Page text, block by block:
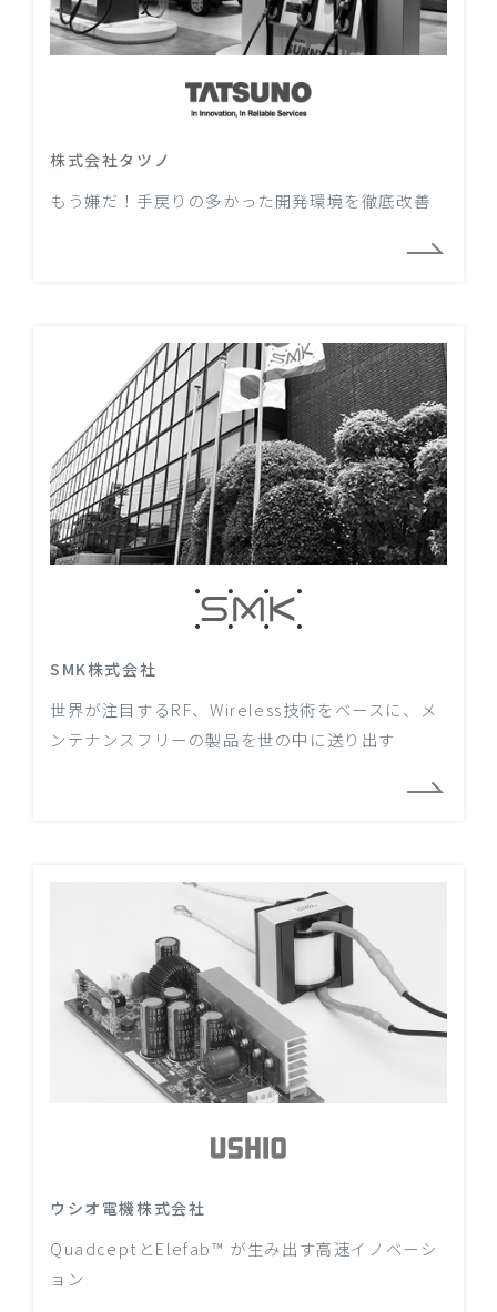
株式会社タツノ
もう嫌だ！手戻りの多かった開発環境を徹底改善
SMK株式会社
世界が注目するRF、Wireless技術をベースに、メ
ンテナンスフリーの製品を世の中に送り出す
ウシオ電機株式会社
QuadceptとElefab™ が生み出す高速イノベーシ
ョン